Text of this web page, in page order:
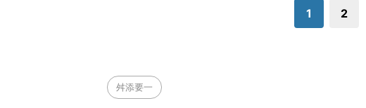
1 2
舛添要一